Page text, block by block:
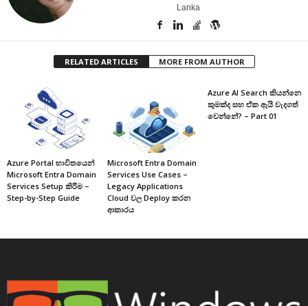
Lanka
RELATED ARTICLES MORE FROM AUTHOR
Azure Portal භාවිතයෙන්
Microsoft Entra Domain
Services Setup කිරීම –
Step-by-Step Guide
Microsoft Entra Domain
Services Use Cases –
Legacy Applications
Cloud වල Deploy කරන
ආකාරය
Azure AI Search කියන්නෙ
කුමක්ද සහ ඒක ඇයි වැදගත්
වෙන්නේ? – Part 01